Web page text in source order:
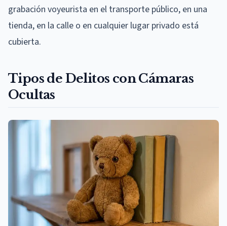
grabación voyeurista en el transporte público, en una
tienda, en la calle o en cualquier lugar privado está
cubierta.
Tipos de Delitos con Cámaras
Ocultas